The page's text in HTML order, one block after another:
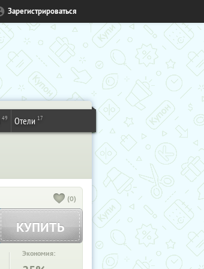
Зарегистрироваться
49 Отели 17
(0)
КУПИТЬ
Экономия: